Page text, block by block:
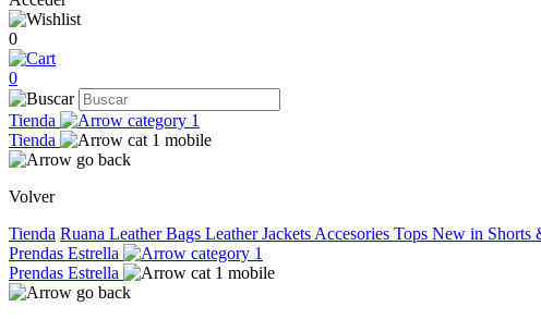
0
0
Tienda
Tienda
Volver
Tienda Ruana Leather Bags Leather Jackets Accesories Tops New in Shorts
Prendas Estrella
Prendas Estrella